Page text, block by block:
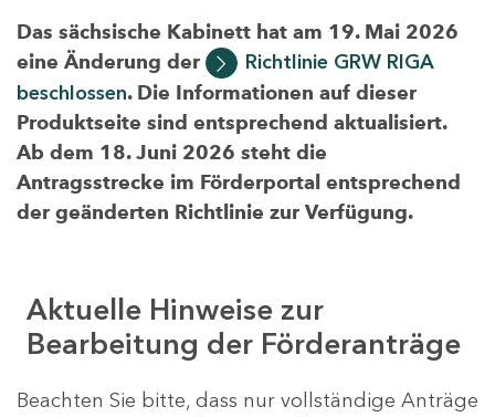
Das sächsische Kabinett hat am 19. Mai 2026
eine Änderung der
Richtlinie GRW RIGA
beschlossen. Die Informationen auf dieser
Produktseite sind entsprechend aktualisiert.
Ab dem 18. Juni 2026 steht die
Antragsstrecke im Förderportal entsprechend
der geänderten Richtlinie zur Verfügung.
Aktuelle Hinweise zur
Bearbeitung der Förderanträge
Beachten Sie bitte, dass nur vollständige Anträge